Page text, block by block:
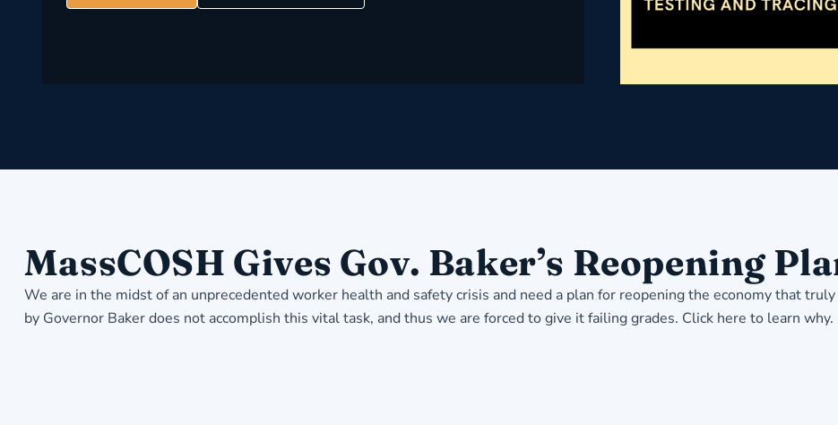
MassCOSH Gives Gov. Baker’s Reopening
We are in the midst of an unprecedented worker health and safety crisis and need a plan for reopening the economy that
by Governor Baker does not accomplish this vital task, and thus we are forced to give it failing grades. Click here to learn why.